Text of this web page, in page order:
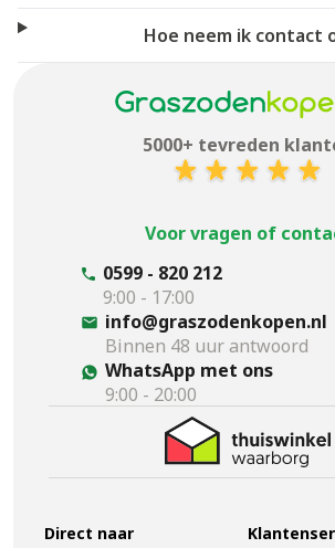
Hoe neem ik contact
5000+ tevreden
Voor vragen of
0599 - 820 212
9:00 - 17:00
info@graszodenkopen.nl
Binnen 48 uur antwoord
WhatsApp met ons
9:00 - 20:00
Direct naar